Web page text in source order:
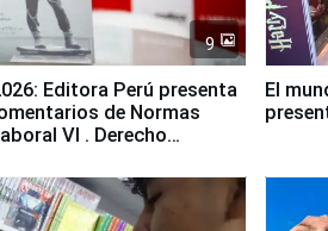
9
Editora Perú presenta
de Normas
Vl . Derecho
El